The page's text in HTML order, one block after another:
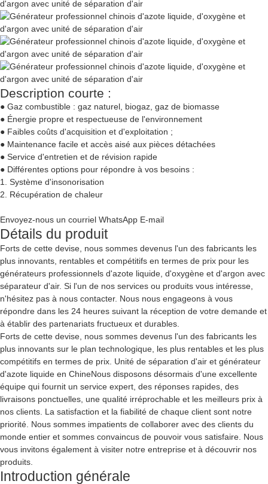
Description courte :
● Gaz combustible : gaz naturel, biogaz, gaz de biomasse
● Énergie propre et respectueuse de l'environnement
● Faibles coûts d'acquisition et d'exploitation ;
● Maintenance facile et accès aisé aux pièces détachées
● Service d'entretien et de révision rapide
● Différentes options pour répondre à vos besoins :
1. Système d'insonorisation
2. Récupération de chaleur
Envoyez-nous un courriel WhatsApp E-mail
Détails du produit
Forts de cette devise, nous sommes devenus l'un des fabricants les
plus innovants, rentables et compétitifs en termes de prix pour les
générateurs professionnels d'azote liquide, d'oxygène et d'argon avec
séparateur d'air. Si l'un de nos services ou produits vous intéresse,
n'hésitez pas à nous contacter. Nous nous engageons à vous
répondre dans les 24 heures suivant la réception de votre demande et
à établir des partenariats fructueux et durables.
Forts de cette devise, nous sommes devenus l'un des fabricants les
plus innovants sur le plan technologique, les plus rentables et les plus
compétitifs en termes de prix. Unité de séparation d'air et générateur
d'azote liquide en ChineNous disposons désormais d'une excellente
équipe qui fournit un service expert, des réponses rapides, des
livraisons ponctuelles, une qualité irréprochable et les meilleurs prix à
nos clients. La satisfaction et la fiabilité de chaque client sont notre
priorité. Nous sommes impatients de collaborer avec des clients du
monde entier et sommes convaincus de pouvoir vous satisfaire. Nous
vous invitons également à visiter notre entreprise et à découvrir nos
produits.
Introduction générale